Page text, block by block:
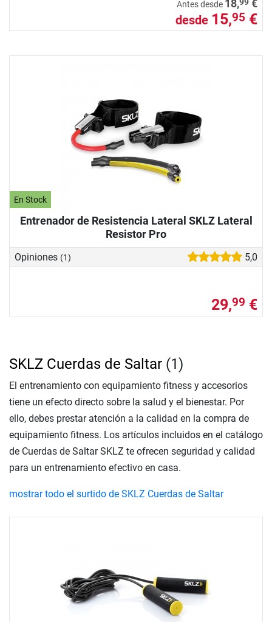
Antes desde 18,99 €
desde 15,95 €
En Stock
Entrenador de Resistencia Lateral SKLZ Lateral
Resistor Pro
Opiniones (1) 5,0
29,99 €
SKLZ Cuerdas de Saltar (1)
El entrenamiento con equipamiento fitness y accesorios
tiene un efecto directo sobre la salud y el bienestar. Por
ello, debes prestar atención a la calidad en la compra de
equipamiento fitness. Los artículos incluidos en el catálogo
de Cuerdas de Saltar SKLZ te ofrecen seguridad y calidad
para un entrenamiento efectivo en casa.
mostrar todo el surtido de SKLZ Cuerdas de Saltar